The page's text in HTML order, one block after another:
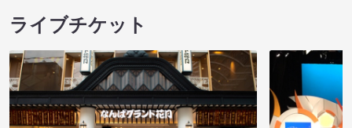
ライブチケット